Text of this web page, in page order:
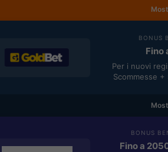
BONUS
Fino
Per i nuovi
Scommesse
BONUS
Fino a